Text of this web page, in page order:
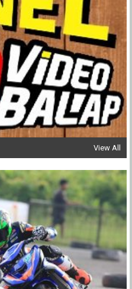
View All